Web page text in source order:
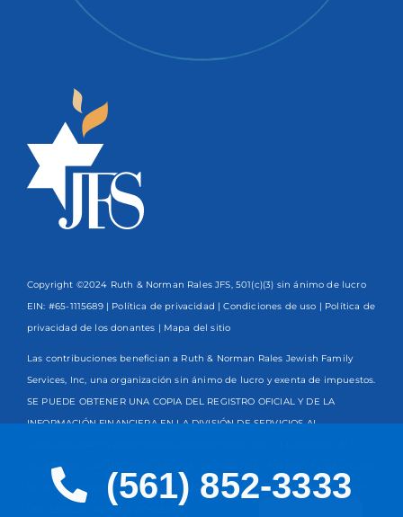
Copyright ©2024 Ruth & Norman Rales JFS, 501(c)(3) sin ánimo de lucro
EIN: #65-1115689 | Política de privacidad |Condiciones de uso | Política de
privacidad de los donantes | Mapa del sitio
Las contribuciones benefician a Ruth & Norman Rales Jewish Family
Services, Inc, una organización sin ánimo de lucro y exenta de impuestos.
SE PUEDE OBTENER UNA COPIA DEL REGISTRO OFICIAL Y DE LA
INFORMACIÓN FINANCIERA EN LA DIVISIÓN DE SERVICIOS AL
TELÉFONO GRATUITO
NO IMPLICA RESPALDO, APROBACIÓN O RECOMENDACIÓN POR PARTE
DEL ESTADO. Registro #CH13203
English
(561) 852-3333